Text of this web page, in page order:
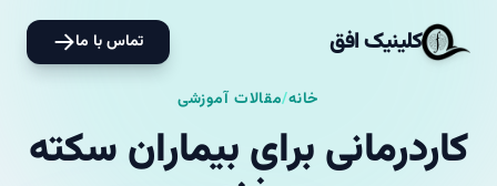
کلینیک افق تماس با ما
خانه/مقالات آموزشی
کاردرمانی برای بیماران سکته